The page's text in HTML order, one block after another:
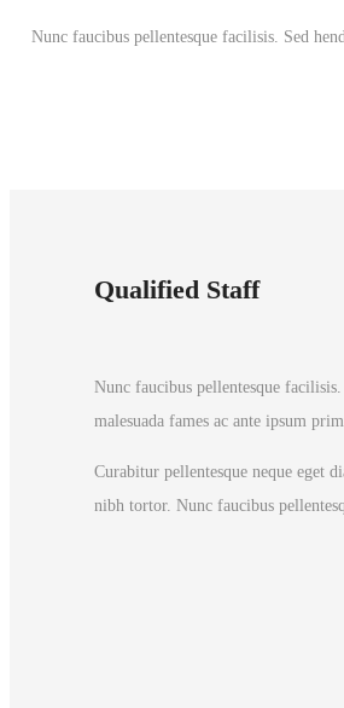
Nunc faucibus pellentesque facilisis. Sed
Qualified Staff
Nunc faucibus pellentesque
malesuada fames ac ante ipsum
Curabitur pellentesque neque eget
nibh tortor. Nunc faucibus